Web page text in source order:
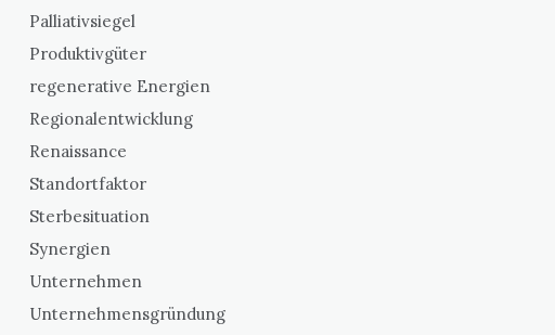
Palliativsiegel
Produktivgüter
regenerative Energien
Regionalentwicklung
Renaissance
Standortfaktor
Sterbesituation
Synergien
Unternehmen
Unternehmensgründung